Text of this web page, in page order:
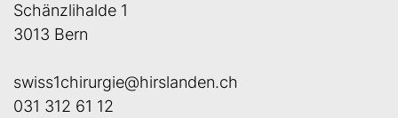
Schänzlihalde 1
3013 Bern
swiss1chirurgie@hirslanden.ch
031 312 61 12